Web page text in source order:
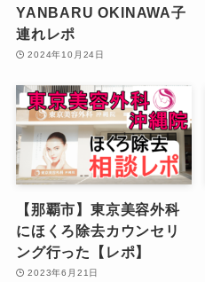
YANBARU OKINAWA子
連れレポ
2024年10月24日
【那覇市】東京美容外科
にほくろ除去カウンセリ
ング行った【レポ】
2023年6月21日